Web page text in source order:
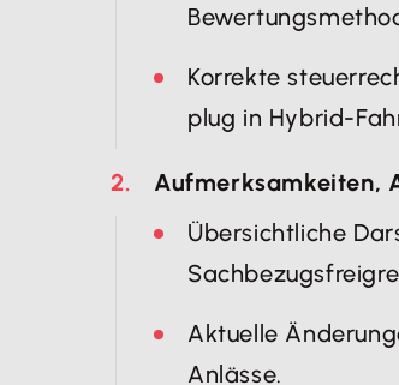
Korrekte
plug in Hybrid-
Aufmerksamkeiten,
Übersichtliche
Aktuelle
Anlässe.